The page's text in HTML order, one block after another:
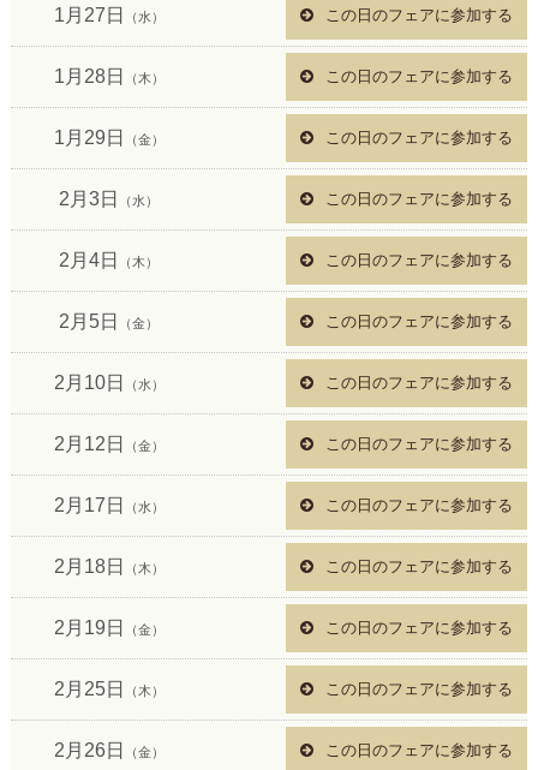
1月27日 （水） この日のフェアに参加する
1月28日 （木） この日のフェアに参加する
1月29日 （金） この日のフェアに参加する
2月3日 （水） この日のフェアに参加する
2月4日 （木） この日のフェアに参加する
2月5日 （金） この日のフェアに参加する
2月10日 （水） この日のフェアに参加する
2月12日 （金） この日のフェアに参加する
2月17日 （水） この日のフェアに参加する
2月18日 （木） この日のフェアに参加する
2月19日 （金） この日のフェアに参加する
2月25日 （木） この日のフェアに参加する
2月26日 （金） この日のフェアに参加する